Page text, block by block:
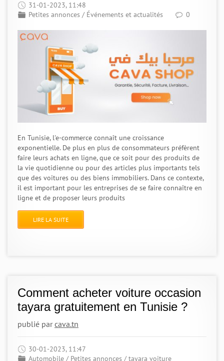
31-01-2023, 11:48
Petites annonces / Événements et actualités 0
En Tunisie, l'e-commerce connaît une croissance
exponentielle. De plus en plus de consommateurs préfèrent
faire leurs achats en ligne, que ce soit pour des produits de
la vie quotidienne ou pour des articles plus importants tels
que des voitures ou des biens immobiliers. Dans ce contexte,
il est important pour les entreprises de se faire connaître en
ligne et de proposer leurs produits
LIRE LA SUITE
Comment acheter voiture occasion
tayara gratuitement en Tunisie ?
publié parcava.tn
30-01-2023, 11:47
Automobile / Petites annonces /tayara voiture